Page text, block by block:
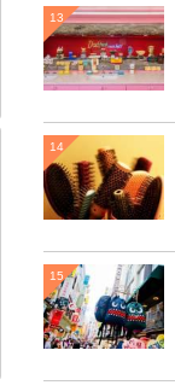
13
14
15